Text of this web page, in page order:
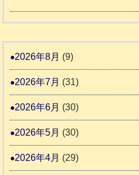
2026年8月 (9)
2026年7月 (31)
2026年6月 (30)
2026年5月 (30)
2026年4月 (29)